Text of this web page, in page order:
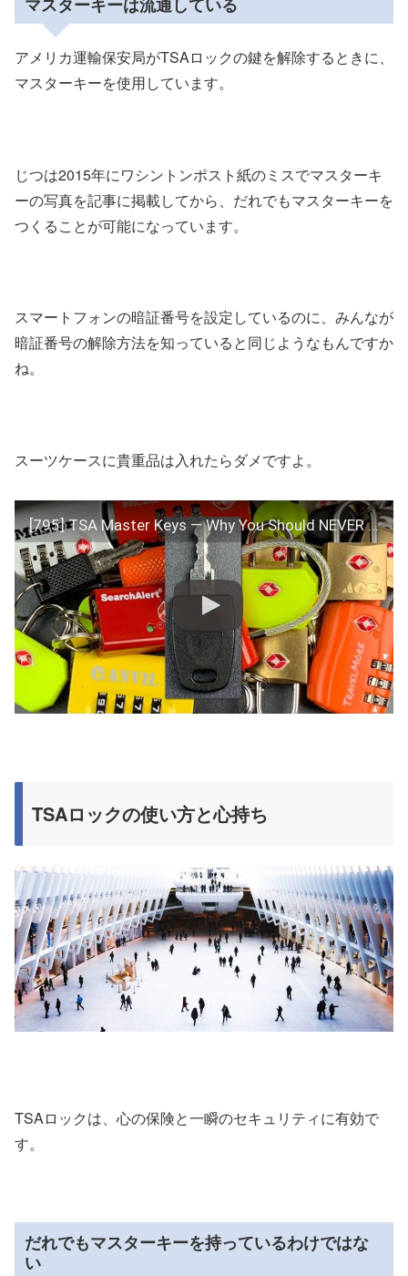
アメリカ運輸保安局がTSAロックの鍵を解除するときに、
マスターキーを使用しています。
じつは2015年にワシントンポスト紙のミスでマスターキ
ーの写真を記事に掲載してから、だれでもマスターキーを
つくることが可能になっています。
スマートフォンの暗証番号を設定しているのに、みんなが
暗証番号の解除方法を知っていると同じようなもんですか
ね。
スーツケースに貴重品は入れたらダメですよ。
[795] TSA Master Keys — Why You Should NEVER Use Travel Locks (Except on Luggage)
TSAロックの使い方と心持ち
TSAロックは、心の保険と一瞬のセキュリティに有効で
す。
だれでもマスターキーを持っているわけではな
い